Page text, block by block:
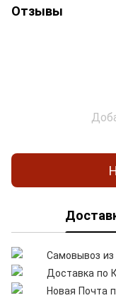
Отзывы
Самовывоз из
Доставка по
Новая Почта